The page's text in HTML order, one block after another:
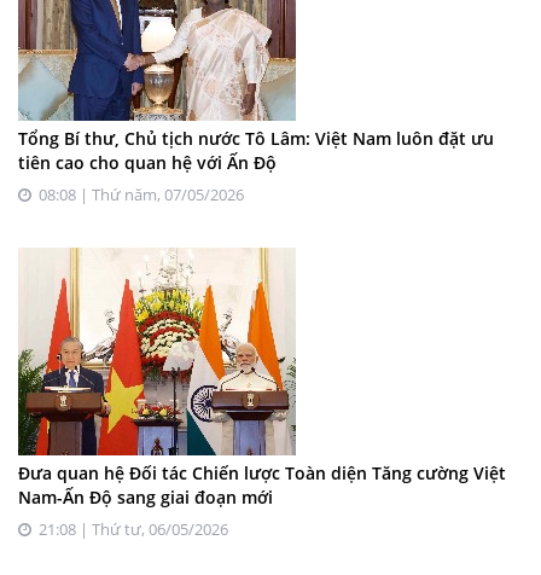
Tổng Bí thư, Chủ tịch nước Tô Lâm: Việt Nam luôn đặt ưu
tiên cao cho quan hệ với Ấn Độ
08:08 | Thứ năm, 07/05/2026
Đưa quan hệ Đối tác Chiến lược Toàn diện Tăng cường Việt
Nam-Ấn Độ sang giai đoạn mới
21:08 | Thứ tư, 06/05/2026